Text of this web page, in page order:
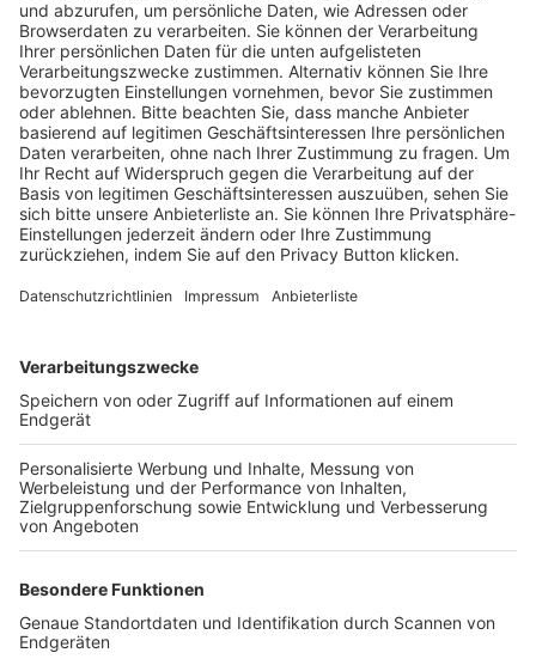
Pässe und Vereinswechsel
Trainerausbildung
Schulungsangebot Vereinsmitarbeiter
BFV-Geschäftsstellen
Trainerbörse
Login SpielPlus
FOLGE DEM BFV
TOP-VEREINE
TOP-PARTNER